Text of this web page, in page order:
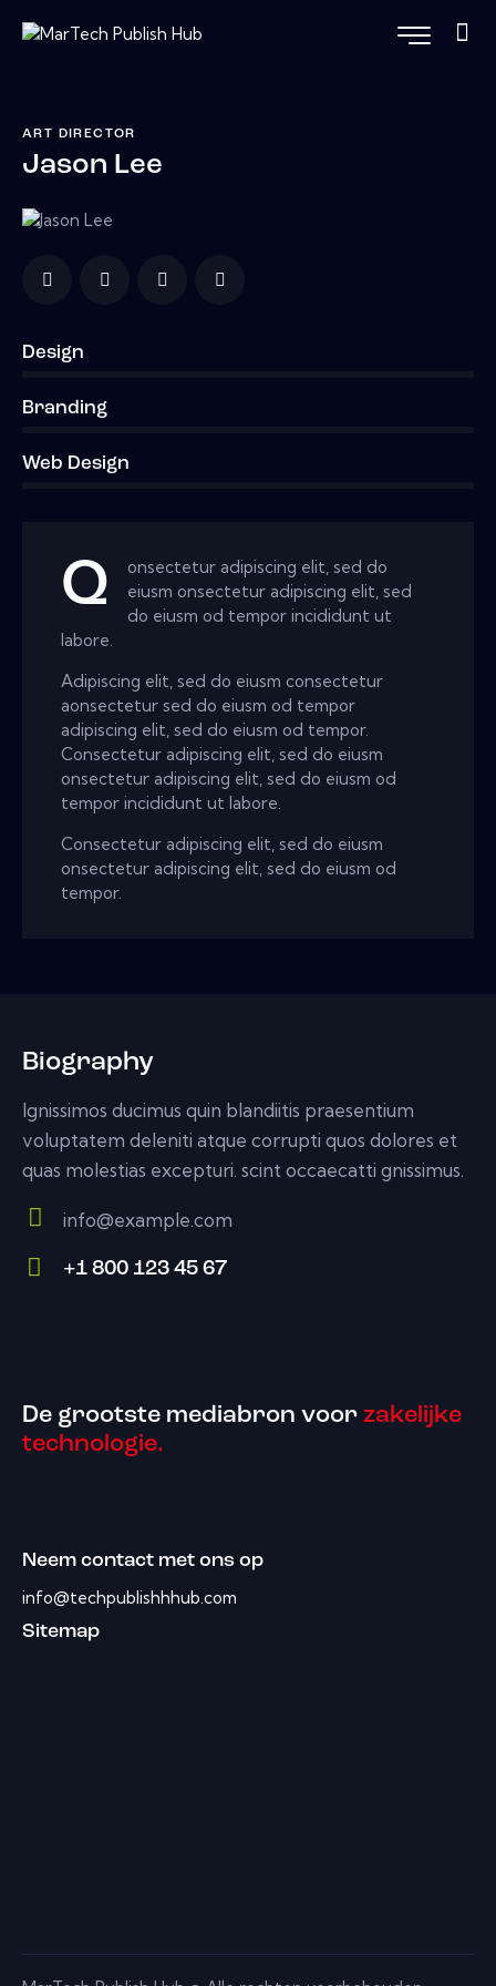
ART DIRECTOR
Jason Lee
Design
Branding
Web Design
Q
onsectetur adipiscing elit, sed do
eiusm onsectetur adipiscing elit, sed
do eiusm od tempor incididunt ut
labore.
Adipiscing elit, sed do eiusm consectetur
aonsectetur sed do eiusm od tempor
adipiscing elit, sed do eiusm od tempor.
Consectetur adipiscing elit, sed do eiusm
onsectetur adipiscing elit, sed do eiusm od
tempor incididunt ut labore.
Consectetur adipiscing elit, sed do eiusm
onsectetur adipiscing elit, sed do eiusm od
tempor.
Biography
Ignissimos ducimus quin blandiitis praesentium
voluptatem deleniti atque corrupti quos dolores et
quas molestias excepturi. scint occaecatti gnissimus.
E-
m
info@example.com
+1 800 123 45 67
De grootste mediabron voor zakelijke
technologie.
Neem contact met ons op
info@techpublishhhub.com
Sitemap